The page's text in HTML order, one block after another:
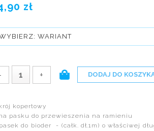
zł
WARIANT
+ DODAJ DO
kopertowy
pasku do przewieszenia na ramieniu
pasek do bioder - (całk. dł.1m) o właściwej